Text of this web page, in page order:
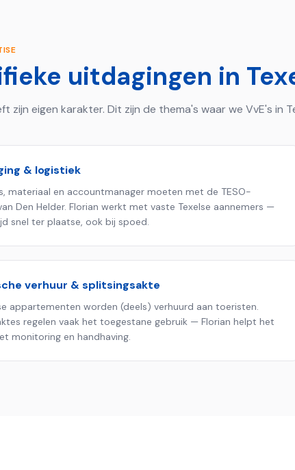
uitdagingen in
zijn eigen karakter. Dit zijn de thema's waar we VvE's in
& logistiek
materiaal en accountmanager moeten met de TESO-
Den Helder. Florian werkt met vaste Texelse aannemers —
snel ter plaatse, ook bij spoed.
verhuur & splitsingsakte
appartementen worden (deels) verhuurd aan toeristen.
regelen vaak het toegestane gebruik — Florian helpt het
monitoring en handhaving.